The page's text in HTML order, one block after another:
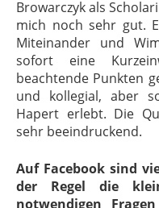
Browarczyk als
mich noch sehr gut.
Miteinander und
sofort eine
beachtende Punkten
und kollegial, aber
Hapert erlebt. Die
sehr beeindruckend.
Auf Facebook sind
der Regel die
notwendigen